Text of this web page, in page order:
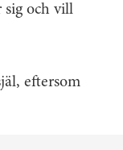
sig och vill
eftersom